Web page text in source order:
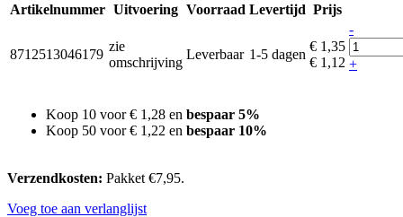
Artikelnummer Uitvoering Voorraad Levertijd Prijs
8712513046179
zie
omschrijving
Leverbaar 1-5 dagen
€ 1,35
€ 1,12
-
+
Koop 10 voor€ 1,28 en bespaar 5%
Koop 50 voor€ 1,22 en bespaar 10%
Verzendkosten: Pakket €7,95.
Voeg toe aan verlanglijst